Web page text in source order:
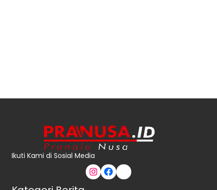
Ikuti Kami di Sosial Media